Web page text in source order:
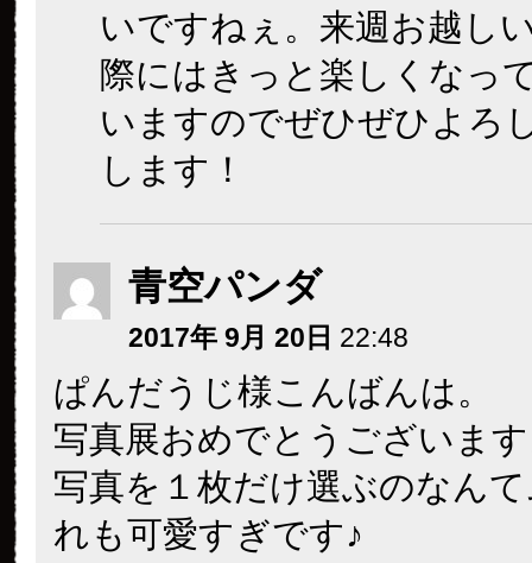
いですねぇ。来週お越し
際にはきっと楽しくなっ
いますのでぜひぜひよろ
します！
青空パンダ
2017年 9月 20日 22:48
ぱんだうじ様こんばんは。
写真展おめでとうございま
写真を１枚だけ選ぶのなん
れも可愛すぎです♪